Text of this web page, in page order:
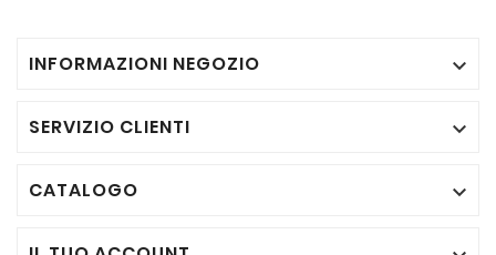
INFORMAZIONI NEGOZIO 
SERVIZIO CLIENTI 
CATALOGO 